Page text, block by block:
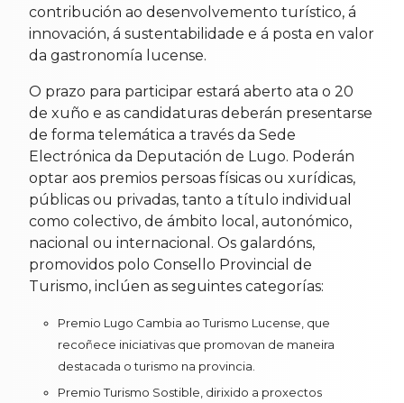
contribución ao desenvolvemento turístico, á
innovación, á sustentabilidade e á posta en valor
da gastronomía lucense.
O prazo para participar estará aberto ata o 20
de xuño e as candidaturas deberán presentarse
de forma telemática a través da Sede
Electrónica da Deputación de Lugo. Poderán
optar aos premios persoas físicas ou xurídicas,
públicas ou privadas, tanto a título individual
como colectivo, de ámbito local, autonómico,
nacional ou internacional. Os galardóns,
promovidos polo Consello Provincial de
Turismo, inclúen as seguintes categorías:
Premio Lugo Cambia ao Turismo Lucense, que
recoñece iniciativas que promovan de maneira
destacada o turismo na provincia.
Premio Turismo Sostible, dirixido a proxectos